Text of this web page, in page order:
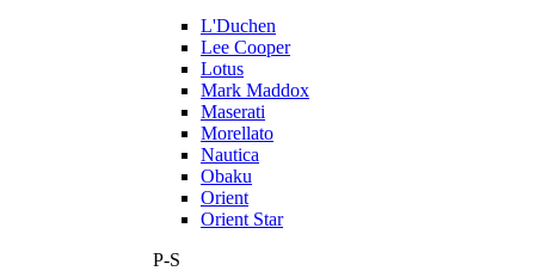
L'Duchen
Lee Cooper
Lotus
Mark Maddox
Maserati
Morellato
Nautica
Obaku
Orient
Orient Star
P-S